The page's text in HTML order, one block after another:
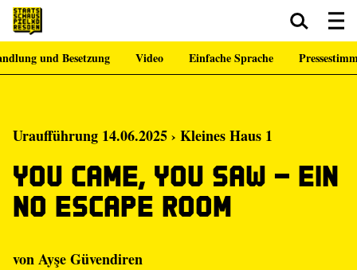
Zum Hauptinhalt springen Zum Footer springen
und Besetzung Video Einfache Sprache
Uraufführung 14.06.2025 › Kleines Haus 1
You came, you saw – Ein
No Escape Room
vonAyşe Güvendiren